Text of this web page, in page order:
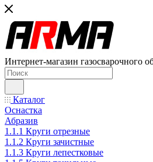
Интернет-магазин газосварочного
Каталог
Оснастка
Абразив
1.1.1 Круги отрезные
1.1.2 Круги зачистные
1.1.3 Круги лепестковые